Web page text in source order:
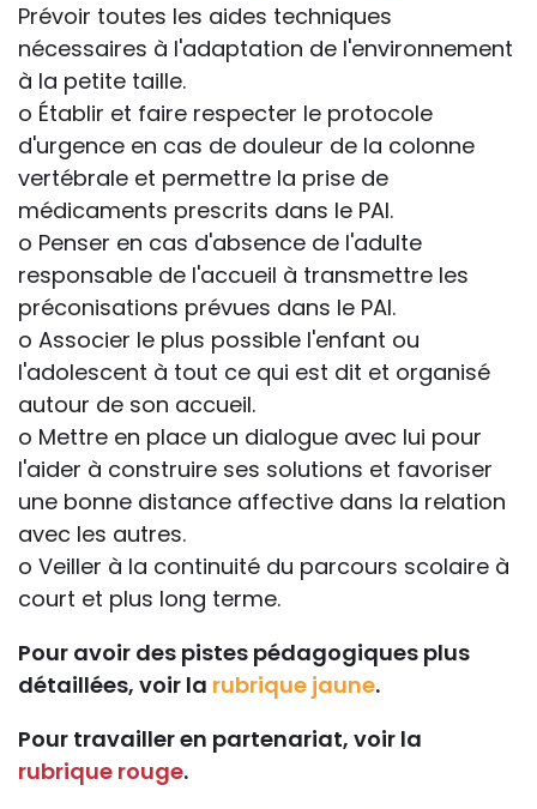
Prévoir toutes les aides techniques
nécessaires à l'adaptation de l'environnement
à la petite taille.
o Établir et faire respecter le protocole
d'urgence en cas de douleur de la colonne
vertébrale et permettre la prise de
médicaments prescrits dans le PAI.
o Penser en cas d'absence de l'adulte
responsable de l'accueil à transmettre les
préconisations prévues dans le PAI.
o Associer le plus possible l'enfant ou
l'adolescent à tout ce qui est dit et organisé
autour de son accueil.
o Mettre en place un dialogue avec lui pour
l'aider à construire ses solutions et favoriser
une bonne distance affective dans la relation
avec les autres.
o Veiller à la continuité du parcours scolaire à
court et plus long terme.
Pour avoir des pistes pédagogiques plus
détaillées, voir la rubrique jaune.
Pour travailler en partenariat, voir la
rubrique rouge.